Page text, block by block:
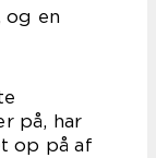
og en
på, har
op på af